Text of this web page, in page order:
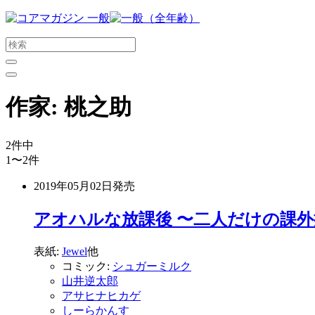
メ
ン
コ
ン
ン
ツ
ス
キ
作家: 桃之助
2件中
1〜2件
2019年05月02日 発売
アオハルな放課後 〜二人だけの課
表紙: Jewel他
コミック: シュガーミルク
山井逆太郎
アサヒナヒカゲ
しーらかんす